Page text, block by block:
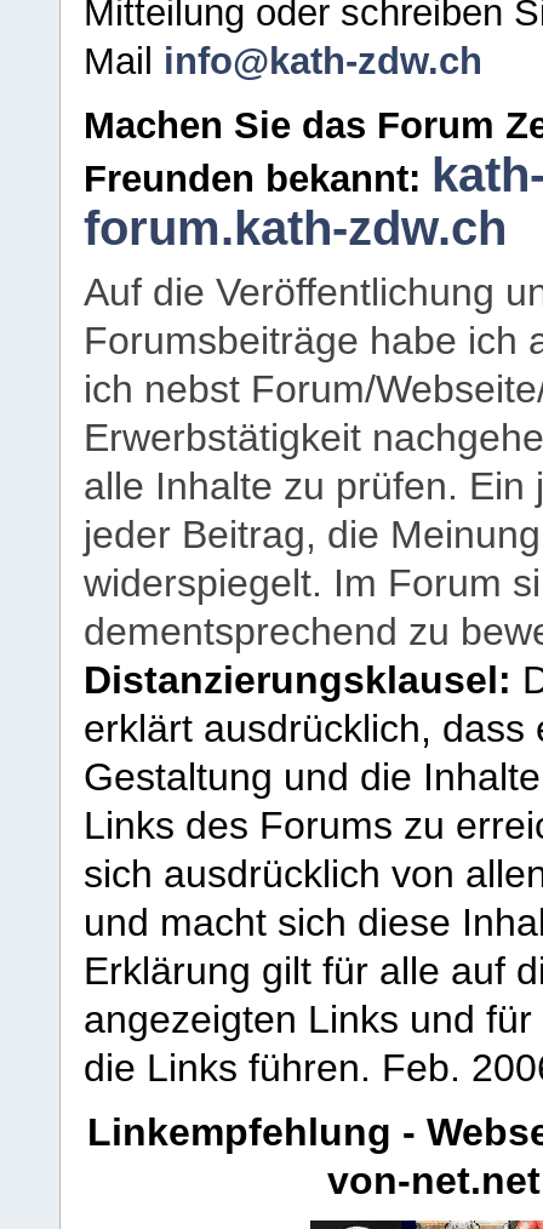
Mitteilung oder schreiben
Mail info@kath-zdw.ch
Machen Sie das Forum
Freunden bekannt:
forum.kath-zdw.ch
Auf die Veröffentlichung
Forumsbeiträge habe ich
ich nebst Forum/
Erwerbstätigkeit
alle Inhalte zu prüfen.
jeder Beitrag, die
widerspiegelt. Im Forum
dementsprechend zu
Distanzierungsklausel:
erklärt ausdrücklich,
Gestaltung und die
Links des Forums zu
sich ausdrücklich von
und macht sich diese
Erklärung gilt für alle auf
angezeigten Links und
die Links führen. Feb.
Linkempfehlung -
von-net.net